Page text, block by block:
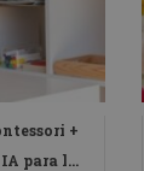
+
para la